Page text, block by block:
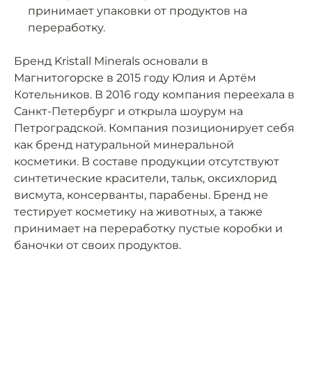
принимает упаковки от продуктов на
переработку.
Бренд Kristall Minerals основали в
Магнитогорске в 2015 году Юлия и Артём
Котельников. В 2016 году компания переехала в
Санкт-Петербург и открыла шоурум на
Петроградской. Компания позиционирует себя
как бренд натуральной минеральной
косметики. В составе продукции отсутствуют
синтетические красители, тальк, оксихлорид
висмута, консерванты, парабены. Бренд не
тестирует косметику на животных, а также
принимает на переработку пустые коробки и
баночки от своих продуктов.